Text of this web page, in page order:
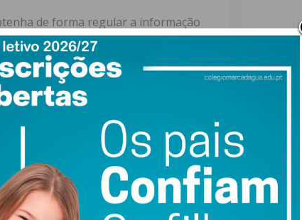
de forma regular a informação
termos e condições